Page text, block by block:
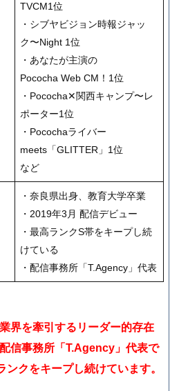
TVCM1位
・シブヤビジョン時報ジャッ
ク〜Night 1位
・あなたが主演の
Pococha Web CM！1位
・Pococha✕関西キャンプ〜レ
ポーター1位
・Pocochaライバー
meets「GLITTER」1位
など
・奈良県出身、教育大学卒業
・2019年3月 配信デビュー
・最高ランクS帯をキープし続
けている
・配信事務所「T.Agency」代表
界を牽引するリーダー的存在
信事務所「T.Agency」代表で
クをキープし続けています。